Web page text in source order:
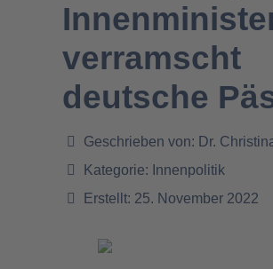
verramscht
deutsche
Geschrieben von: Dr.
Kategorie: Innenpolitik
Erstellt: 25. November 2022